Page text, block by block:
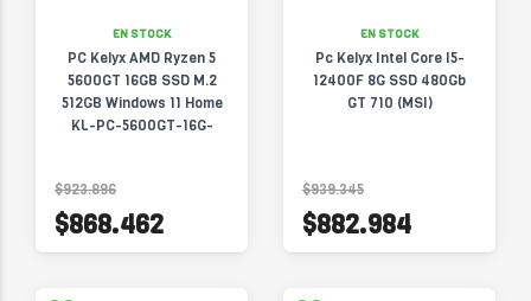
EN STOCK
PC Kelyx AMD Ryzen 5
5600GT 16GB SSD M.2
512GB Windows 11 Home
KL-PC-5600GT-16G-
$923.896
$868.462
EN STOCK
Pc Kelyx Intel Core I5-
12400F 8G SSD 480Gb
GT 710 (MSI)
$939.345
$882.984